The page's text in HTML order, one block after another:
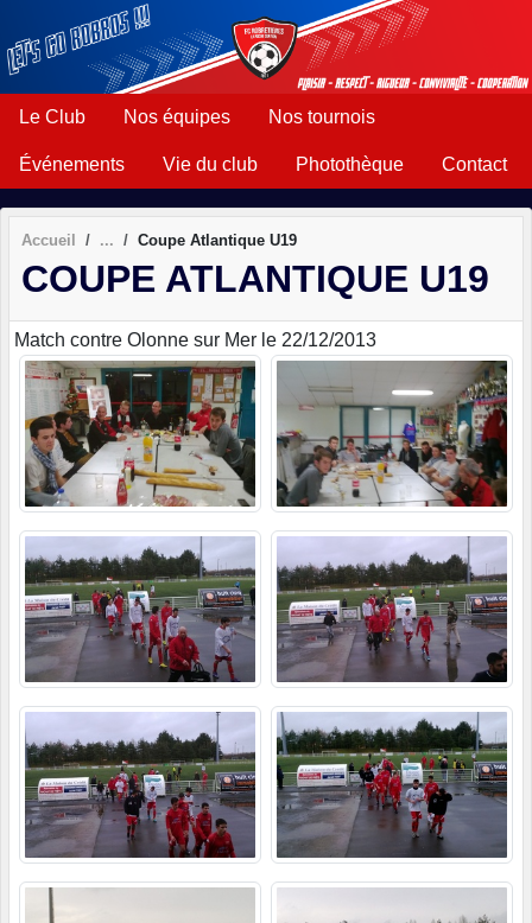
Le Club Nos équipes Nos tournois
Événements Vie du club Photothèque Contact
Accueil Coupe Atlantique U19
COUPE ATLANTIQUE U19
Match contre Olonne sur Mer le 22/12/2013
Panneau de gestion des cookies